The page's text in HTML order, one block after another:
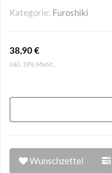
Kategorie: Furoshiki
38,90 €
inkl. 19% MwSt. ,
Wunschzettel